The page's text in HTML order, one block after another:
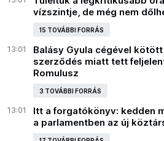
vízszintje, de még nem
15 TOVÁBBI FORRÁS
13:01
Balásy Gyula cégével
szerződés miatt tett
Romulusz
3 TOVÁBBI FORRÁS
13:01
Itt a forgatókönyv: kedden
a parlamentben az új